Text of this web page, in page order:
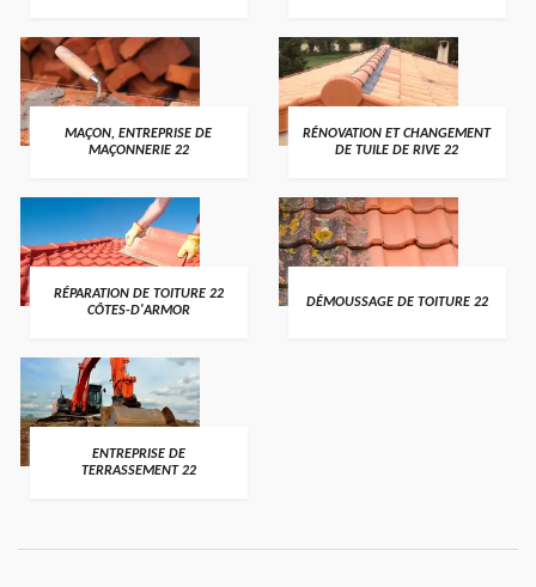
MAÇON, ENTREPRISE DE
MAÇONNERIE 22
RÉNOVATION ET CHANGEMENT
DE TUILE DE RIVE 22
RÉPARATION DE TOITURE 22
CÔTES-D'ARMOR
DÉMOUSSAGE DE TOITURE 22
ENTREPRISE DE
TERRASSEMENT 22